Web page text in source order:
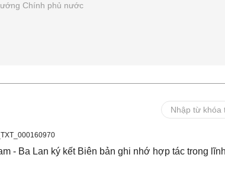
Chính phủ nước
- Ba Lan ký kết Biên bản ghi nhớ hợp tác trong